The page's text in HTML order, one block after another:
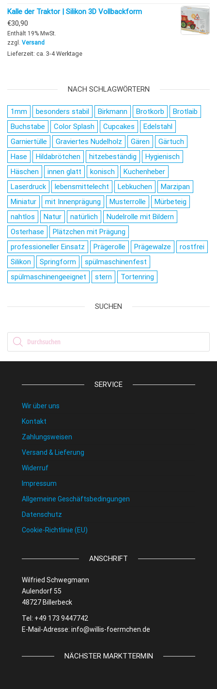
Kalle der Traktor | Silikon 3D Vollbackform
€30,90
Enthält 19% MwSt.
zzgl. Versand
Lieferzeit: ca. 3-4 Werktage
NACH SCHLAGWÖRTERN
1mm besonders stabil Birkmann Brotkorb
Brotlaib
Buchstabe
Color Splash Cupcakes
Edelstahl
Garniertülle
Graviertes Nudelholz Gären
Gärtuch
Hase
Hildabrötchen hitzebeständig
Hygienisch
Häschen
innen glatt konisch
Kuchenheber
Laserdruck
lebensmittelecht Lebkuchen
Marzipan
Miniatur
mit Innenprägung Musterrolle
Mürbeteig
nahtlos
Natur natürlich
Nudelrolle mit Bildern
Osterhase
Plätzchen mit Prägung
professioneller Einsatz
Prägerolle Prägewalze
rostfrei
Silikon
Springform
spülmaschinenfest
spülmaschinengeeignet
stern Tortenring
SUCHEN
Products search
SERVICE
Wir über uns
Kontakt
Zahlungsweisen
Versand & Lieferung
Widerruf
Impressum
Allgemeine Geschäftsbedingungen
Datenschutz
Cookie-Richtlinie (EU)
ANSCHRIFT
Wilfried Schwegmann
Aulendorf 55
48727 Billerbeck
Tel: +49 173 9447742
E-Mail-Adresse: info@willis-foermchen.de
NÄCHSTER MARKTTERMIN